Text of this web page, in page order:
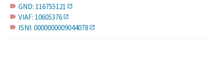
label GND: 116755121
label VIAF: 10605376
label ISNI: 0000000009044078